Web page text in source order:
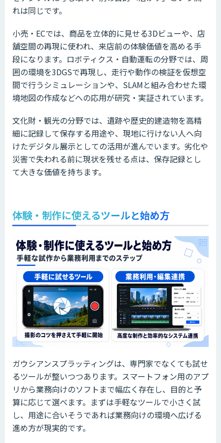
れは同じです。
小売・ECでは、商品を立体的に見せる3Dビューや、店
舗空間の再現に使われ、来店前の体験価値を高める手
段になります。ロボティクス・自動運転の分野では、周
囲の環境を3DGSで再現し、走行や動作の検証を仮想空
間で行うシミュレーションや、SLAMと組み合わせた環
境地図の作成などへの応用が研究・実証されています。
文化財・観光の分野では、遺跡や歴史的建造物を高精
細に記録して保存する用途や、現地に行けない人へ向
けたデジタル展示としての活用が進んでいます。劣化や
災害で失われる前に現状を残せる点は、保存記録とし
て大きな価値を持ちます。
体験・制作に使えるツールと始め方
ガウシアンスプラッティングは、専門家でなくても試せ
るツールが整いつつあります。スマートフォン用のアプ
リから業務向けのソフトまで幅広く存在し、目的と予
算に応じて選べます。まずは手軽なツールで小さく試
し、用途に合いそうであれば業務向けの環境へ広げる
進め方が現実的です。